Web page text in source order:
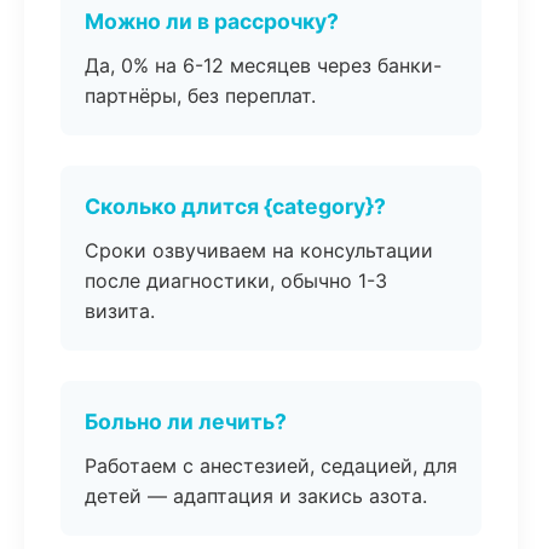
Можно ли в рассрочку?
Да, 0% на 6-12 месяцев через банки-
партнёры, без переплат.
Сколько длится {category}?
Сроки озвучиваем на консультации
после диагностики, обычно 1-3
визита.
Больно ли лечить?
Работаем с анестезией, седацией, для
детей — адаптация и закись азота.